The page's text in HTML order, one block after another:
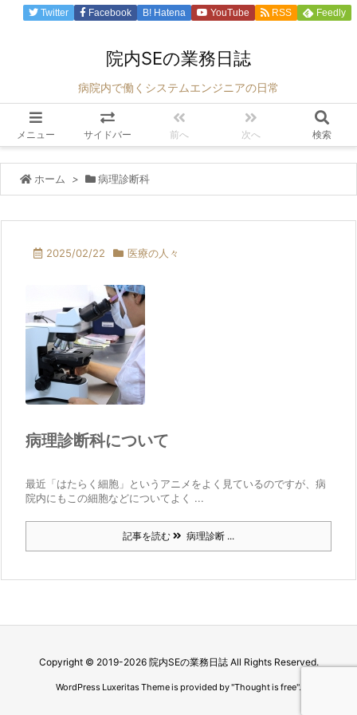
院内SEの業務日誌
病院内で働くシステムエンジニアの日常
メニュー サイドバー 前へ 次へ 検索
Twitter Facebook B! Hatena YouTube RSS Feedly
ホーム > 病理診断科
2025/02/22 医療の人々
病理診断科について
最近「はたらく細胞」というアニメをよく見ているのですが、病
院内にもこの細胞などについてよく ...
記事を読む 病理診断 ...
Copyright © 2019-2026 院内SEの業務日誌All Rights Reserved.
WordPress Luxeritas Theme is provided by "Thought is free".